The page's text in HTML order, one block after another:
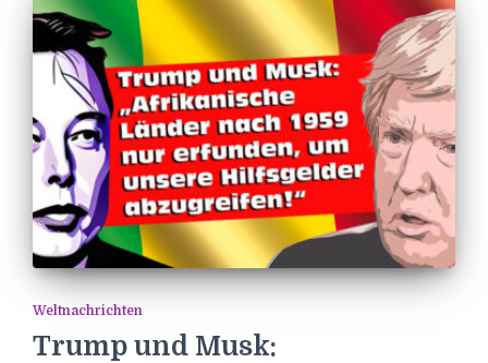
Weltnachrichten
Trump und Musk: